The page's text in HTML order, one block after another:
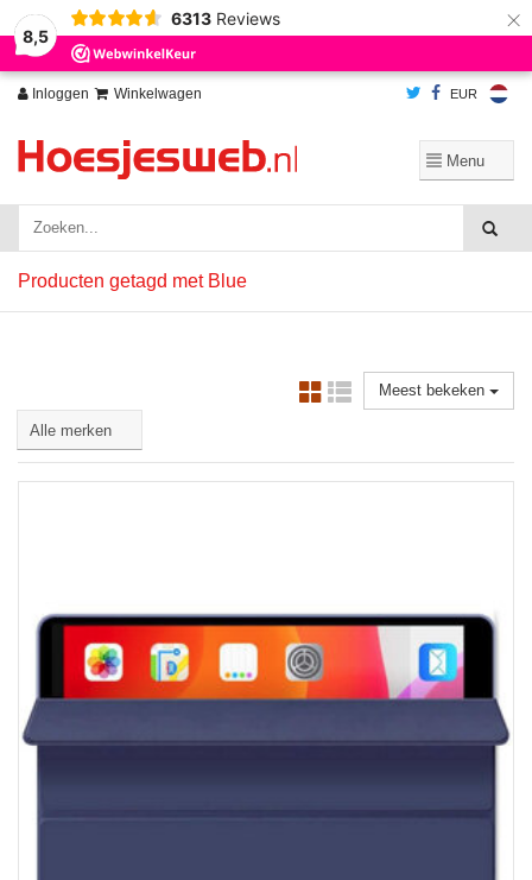
8,5
6313 Reviews ×
Inloggen Winkelwagen EUR
Producten getagd met Blue
Meest bekeken
Wij slaan cookies op om onze website te verbeteren. Is dat akkoord?
Ja
Nee